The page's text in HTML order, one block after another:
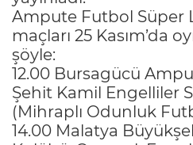
Ampute Futbol Süper
maçları 25 Kasım’da
şöyle:
12.00 Bursagücü
Şehit Kamil Engelliler
(Mihraplı Odunluk
14.00 Malatya